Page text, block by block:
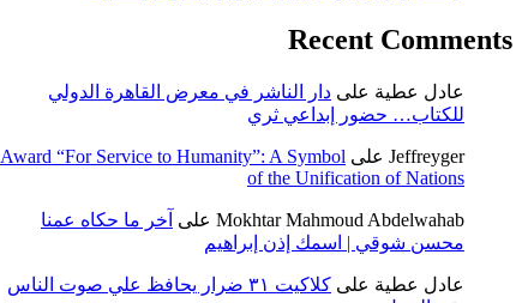
Recent Comments
عادل عطية على دار الناشر في معرض القاهرة الدولي
للكتاب… حضور إبداعي ثري
Jeffreyger على Award “For Service to Humanity”: A Symbol
of the Unification of Nations
Mokhtar Mahmoud Abdelwahab على آخر ما حكاه عمنا
محسن شوقي | اسمك إذن إبراهيم
عادل عطية على
كلاكيت ٣١ ضرار يحافظ علي صوت الناس